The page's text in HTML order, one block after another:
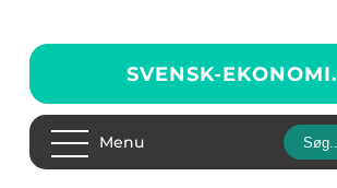
SVENSK-EKONOMI.
Menu